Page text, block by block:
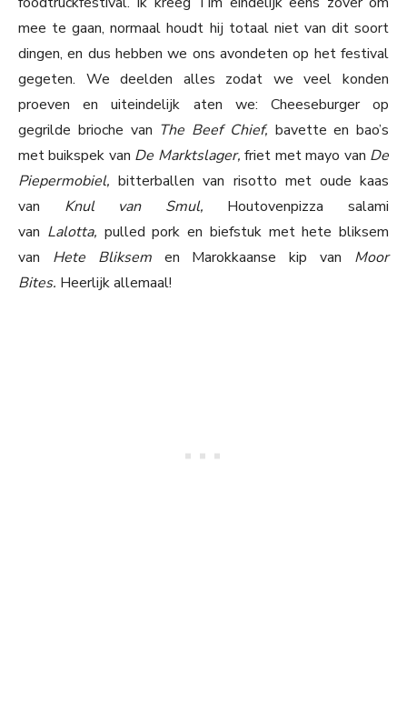
mee te gaan, normaal houdt hij totaal niet van dit soort
dingen, en dus hebben we ons avondeten op het festival
gegeten. We deelden alles zodat we veel konden
proeven en uiteindelijk aten we: Cheeseburger op
gegrilde brioche van The Beef Chief, bavette en bao’s
met buikspek van De Marktslager,friet met mayo van De
Piepermobiel,bitterballen van risotto met oude kaas
van Knul van Smul, Houtovenpizza salami
van Lalotta, pulled pork en biefstuk met hete bliksem
van Hete Bliksem en Marokkaanse kip van Moor
Bites. Heerlijk allemaal!